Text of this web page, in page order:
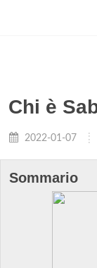
Chi è
2022-01-07
Sommario